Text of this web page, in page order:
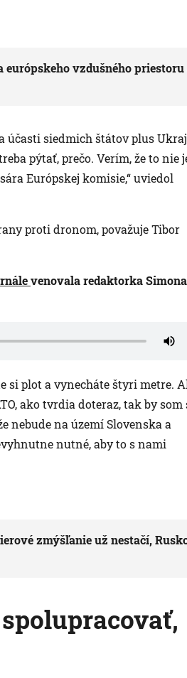
európskeho vzdušného priestoru
účasti siedmich štátov plus
pýtať, prečo. Verím, že to nie
Európskej komisie,“ uviedol
proti dronom, považuje Tibor
venovala redaktorka Simona
si plot a vynecháte štyri metre.
ako tvrdia doteraz, tak by som
nebude na území Slovenska a
nutné, aby to s nami
zmýšľanie už nestačí,